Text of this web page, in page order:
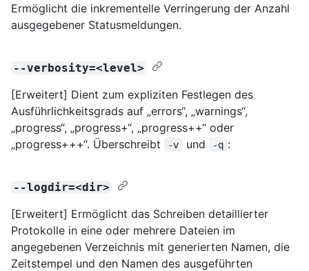
Ermöglicht die inkrementelle Verringerung der Anzahl
ausgegebener Statusmeldungen.
--verbosity=<level>
[Erweitert] Dient zum expliziten Festlegen des
Ausführlichkeitsgrads auf „errors“, „warnings“,
„progress“, „progress+“, „progress++“ oder
„progress+++“. Überschreibt
-v und -q :
--logdir=<dir>
[Erweitert] Ermöglicht das Schreiben detaillierter
Protokolle in eine oder mehrere Dateien im
angegebenen Verzeichnis mit generierten Namen, die
Zeitstempel und den Namen des ausgeführten